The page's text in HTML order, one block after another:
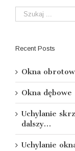
Recent Posts
Okna
Okna dębowe
Uchylanie
dalszy…
Uchylanie